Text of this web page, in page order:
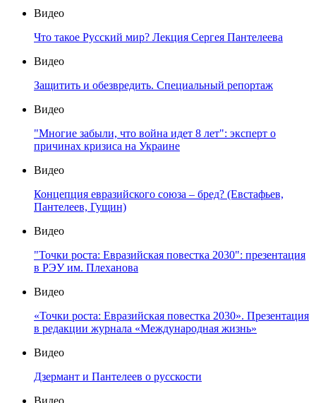
Видео
Что такое Русский мир? Лекция Сергея Пантелеева
Видео
Защитить и обезвредить. Специальный репортаж
Видео
"Многие забыли, что война идет 8 лет": эксперт о
причинах кризиса на Украине
Видео
Концепция евразийского союза – бред? (Евстафьев,
Пантелеев, Гущин)
Видео
"Точки роста: Евразийская повестка 2030": презентация
в РЭУ им. Плеханова
Видео
«Точки роста: Евразийская повестка 2030». Презентация
в редакции журнала «Международная жизнь»
Видео
Дзермант и Пантелеев о русскости